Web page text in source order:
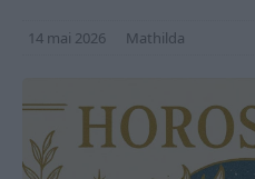
14 mai 2026 Mathilda